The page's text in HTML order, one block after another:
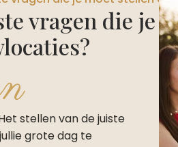
vragen die je
stellen van de juiste
grote dag te